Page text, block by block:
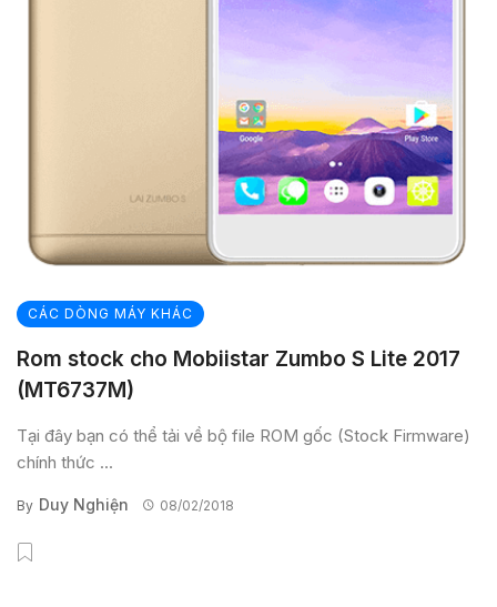
CÁC DÒNG MÁY KHÁC
Rom stock cho Mobiistar Zumbo S Lite 2017
(MT6737M)
Tại đây bạn có thể tải về bộ file ROM gốc (Stock Firmware)
chính thức ...
By Duy Nghiện 08/02/2018